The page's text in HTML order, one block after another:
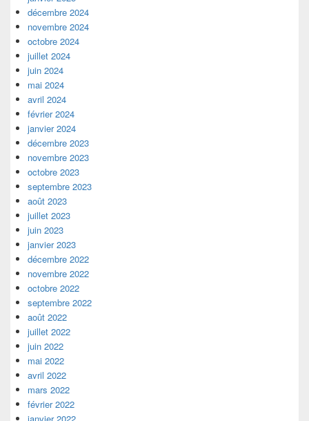
décembre 2024
novembre 2024
octobre 2024
juillet 2024
juin 2024
mai 2024
avril 2024
février 2024
janvier 2024
décembre 2023
novembre 2023
octobre 2023
septembre 2023
août 2023
juillet 2023
juin 2023
janvier 2023
décembre 2022
novembre 2022
octobre 2022
septembre 2022
août 2022
juillet 2022
juin 2022
mai 2022
avril 2022
mars 2022
février 2022